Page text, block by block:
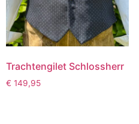
Trachtengilet Schlossherr
€ 149,95